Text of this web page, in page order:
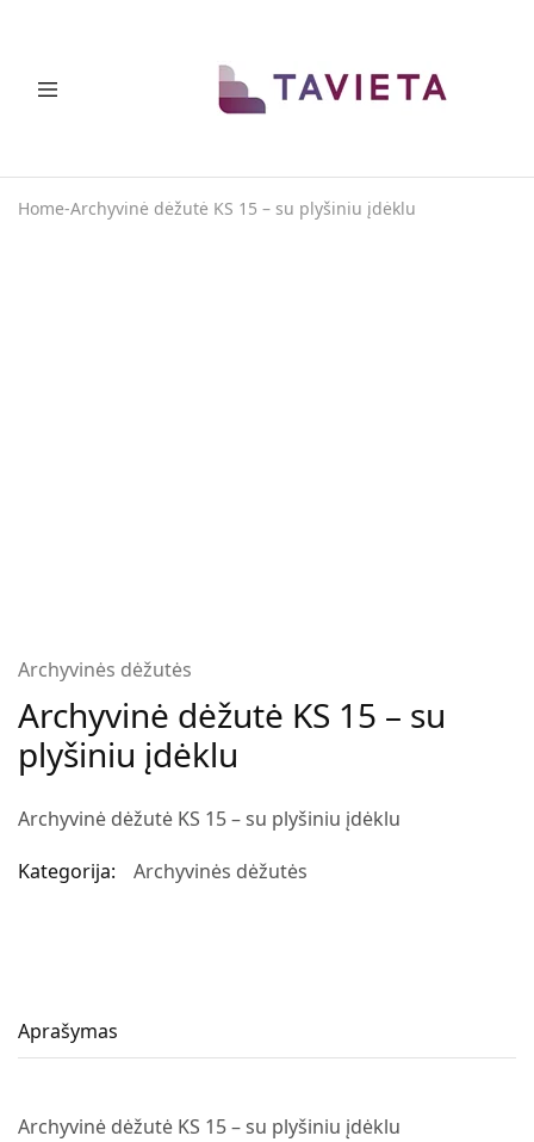
Home-Archyvinė dėžutė KS 15 – su plyšiniu įdėklu
Archyvinės dėžutės
Archyvinė dėžutė KS 15 – su
plyšiniu įdėklu
Archyvinė dėžutė KS 15 – su plyšiniu įdėklu
Kategorija:
Archyvinės dėžutės
Aprašymas
Archyvinė dėžutė KS 15 – su plyšiniu įdėklu